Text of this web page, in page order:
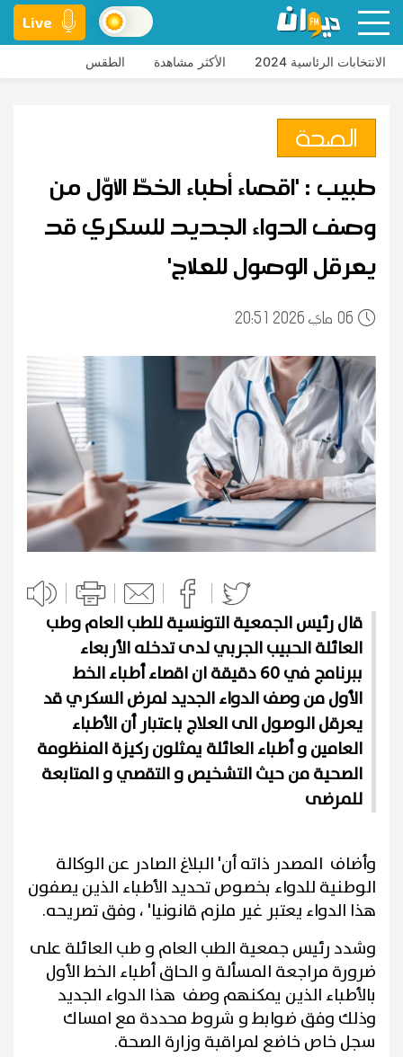
Live
الانتخابات الرئاسية 2024 الأكثر مشاهدة الطقس
الصحة
طبيب : 'اقصاء أطباء الخطّ الأوّل من
وصف الدواء الجديد للسكري قد
يعرقل الوصول للعلاج'
06 20:51 2026 ماي
قال رئيس الجمعية التونسية للطب العام وطب
العائلة الحبيب الجربي لدى تدخله الأربعاء
ببرنامج في 60 دقيقة ان اقصاء أطباء الخط
الأول من وصف الدواء الجديد لمرض السكري قد
يعرقل الوصول الى العلاج باعتبار أن الأطباء
العامين و أطباء العائلة يمثلون ركيزة المنظومة
الصحية من حيث التشخيص و التقصي و المتابعة
للمرضى
وأضاف المصدر ذاته أن' البلاغ الصادر عن الوكالة
الوطنية للدواء بخصوص تحديد الأطباء الذين يصفون
هذا الدواء يعتبر غير ملزم قانونيا' ، وفق تصريحه.
وشدد رئيس جمعية الطب العام و طب العائلة على
ضرورة مراجعة المسألة و الحاق أطباء الخط الأول
بالأطباء الذين يمكنهم وصف هذا الدواء الجديد
وذلك وفق ضوابط و شروط محددة مع امساك
سجل خاص خاضع لمراقبة وزارة الصحة.